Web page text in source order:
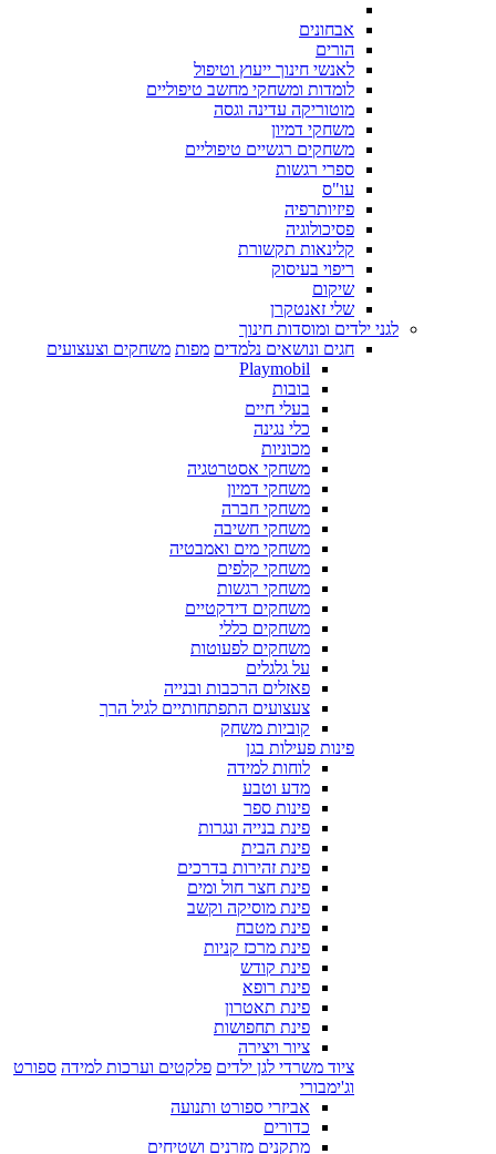
אבחונים
הורים
לאנשי חינוך ייעוץ וטיפול
לומדות ומשחקי מחשב טיפוליים
מוטוריקה עדינה וגסה
משחקי דמיון
משחקים רגשיים טיפוליים
ספרי רגשות
עו"ס
פיזיותרפיה
פסיכולוגיה
קלינאות תקשורת
ריפוי בעיסוק
שיקום
שלי זאנטקרן
לגני ילדים ומוסדות חינוך
חגים ונושאים נלמדים מפות משחקים וצעצועים
Playmobil
בובות
בעלי חיים
כלי נגינה
מכוניות
משחקי אסטרטגיה
משחקי דמיון
משחקי חברה
משחקי חשיבה
משחקי מים ואמבטיה
משחקי קלפים
משחקי רגשות
משחקים דידקטיים
משחקים כללי
משחקים לפעוטות
על גלגלים
פאזלים הרכבות ובנייה
צעצועים התפתחותיים לגיל הרך
קוביות משחק
פינות פעילות בגן
לוחות למידה
מדע וטבע
פינות ספר
פינת בנייה ונגרות
פינת הבית
פינת זהירות בדרכים
פינת חצר חול ומים
פינת מוסיקה וקשב
פינת מטבח
פינת מרכז קניות
פינת קודש
פינת רופא
פינת תאטרון
פינת תחפושות
ציור ויצירה
ציוד משרדי לגן ילדים פלקטים וערכות למידה ספורט
וג'ימבורי
אביזרי ספורט ותנועה
כדורים
מתקנים מזרנים ושטיחים